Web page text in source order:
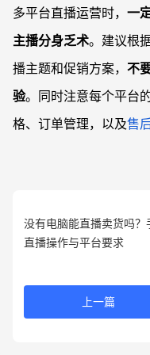
多平台直播运营时， 一
主播分身乏术。建议根
播主题和促销方案， 不
验。同时注意每个平台
格、订单管理，以及售
没有电脑能直播卖货吗？
直播操作与平台要求
上一篇